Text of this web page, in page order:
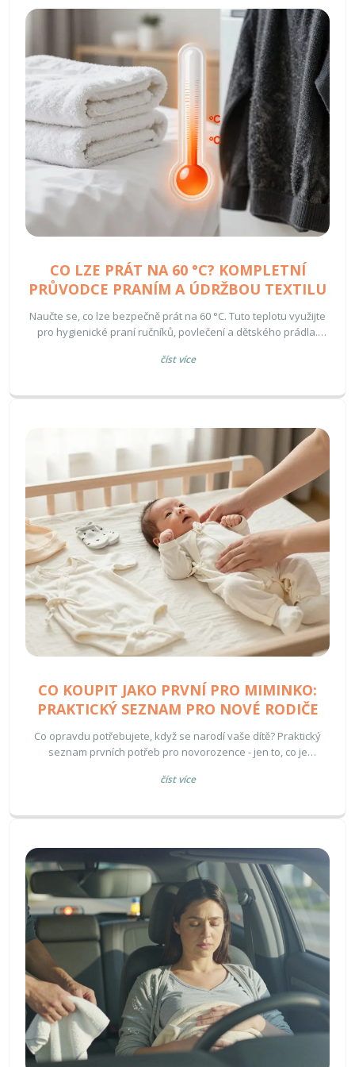
CO LZE PRÁT NA 60 °C? KOMPLETNÍ
PRŮVODCE PRANÍM A ÚDRŽBOU TEXTILU
Naučte se, co lze bezpečně prát na 60 °C. Tuto teplotu využijte
pro hygienické praní ručníků, povlečení a dětského prádla.
číst více
CO KOUPIT JAKO PRVNÍ PRO MIMINKO:
PRAKTICKÝ SEZNAM PRO NOVÉ RODIČE
Co opravdu potřebujete, když se narodí vaše dítě? Praktický
seznam prvních potřeb pro novorozence - jen to, co je
číst více